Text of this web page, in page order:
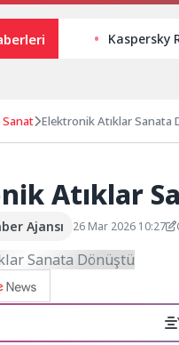
Kaspersky
Elektronik Atıklar Sanata
Atıklar
Ajansı 26 Mar 2026 10:27